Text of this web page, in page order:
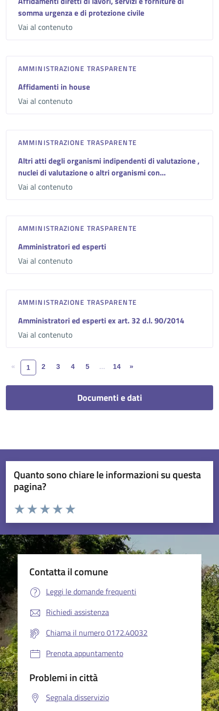
somma urgenza e di protezione civile
Vai al contenuto
AMMINISTRAZIONE TRASPARENTE
Affidamenti in house
Vai al contenuto
AMMINISTRAZIONE TRASPARENTE
Altri atti degli organismi indipendenti di valutazione ,
nuclei di valutazione o altri organismi con...
Vai al contenuto
AMMINISTRAZIONE TRASPARENTE
Amministratori ed esperti
Vai al contenuto
AMMINISTRAZIONE TRASPARENTE
Amministratori ed esperti ex art. 32 d.l. 90/2014
Vai al contenuto
« 1 2 3 4 5 ... 14 »
Documenti e dati
Quanto sono chiare le informazioni su questa
pagina?
Valuta da 1 a 5 stelle la pagina
Valuta 5 stelle su 5
Valuta 4 stelle su 5
Valuta 3 stelle su 5
Valuta 2 stelle su 5
Valuta 1 stelle su 5
Contatta il comune
Leggi le domande frequenti
Richiedi assistenza
Chiama il numero 0172.40032
Prenota appuntamento
Problemi in città
Segnala disservizio